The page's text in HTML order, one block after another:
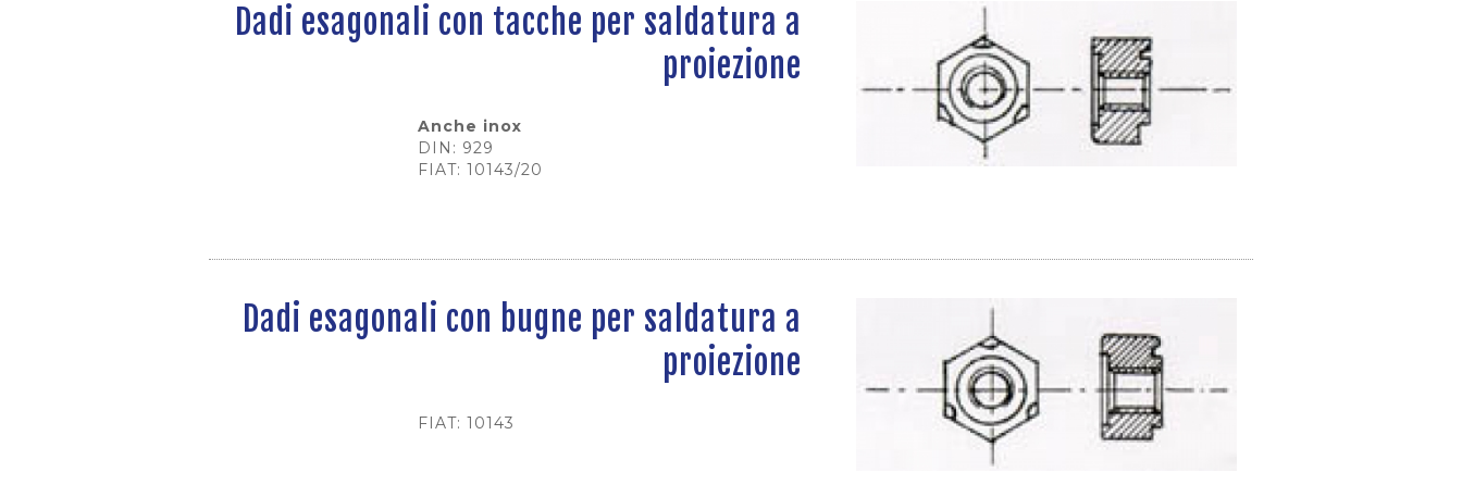
Dadi esagonali con tacche per saldatura a
proiezione
Anche inox
DIN: 929
FIAT: 10143/20
Dadi esagonali con bugne per saldatura a
proiezione
FIAT: 10143